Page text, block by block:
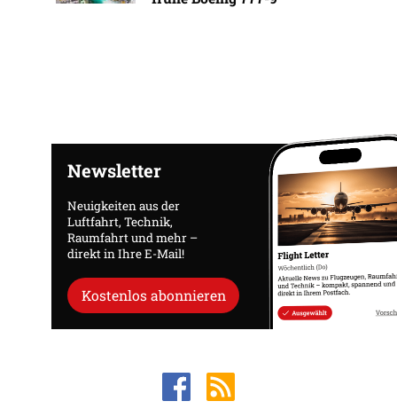
Newsletter
Neuigkeiten aus der
Luftfahrt, Technik,
Raumfahrt und mehr –
direkt in Ihre E-Mail!
Kostenlos abonnieren